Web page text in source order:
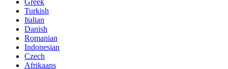
Turkish
Italian
Danish
Romanian
Indonesian
Czech
Afrikaans